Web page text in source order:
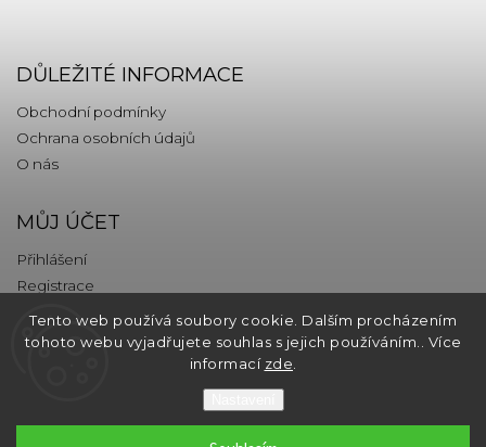
Tento web používá soubory cookie. Dalším procházením
tohoto webu vyjadřujete souhlas s jejich používáním.. Více
informací zde
DŮLEŽITÉ INFORMACE
Obchodní podmínky
Ochrana osobních údajů
O nás
MŮJ ÚČET
Přihlášení
Registrace
KONTAKT